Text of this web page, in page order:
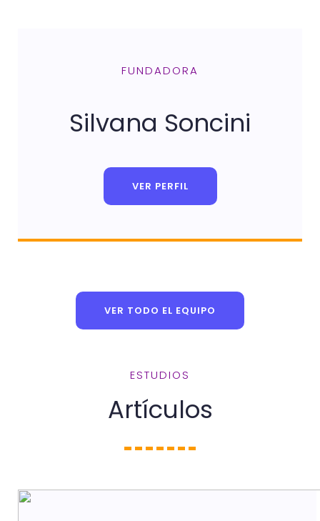
FUNDADORA
Silvana Soncini
VER PERFIL
VER TODO EL EQUIPO
ESTUDIOS
Artículos